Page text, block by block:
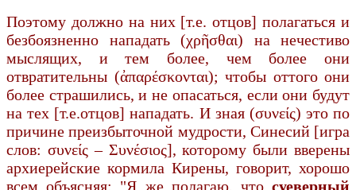
Поэтому должно на них [т.е. отцов] полагаться и
безбоязненно нападать (χρῆσθαι) на нечестиво
мыслящих, и тем более, чем более они
отвратительны (ἀπαρέσκονται); чтобы оттого они
более страшились, и не опасаться, если они будут
на тех [т.е.отцов] нападать. И зная (συνείς) это по
причине преизбыточной мудрости, Синесий [игра
слов: συνείς – Συνέσιος], которому были вверены
архиерейские кормила Кирены, говорит, хорошо
всем объясняя: "Я же полагаю, что суеверный